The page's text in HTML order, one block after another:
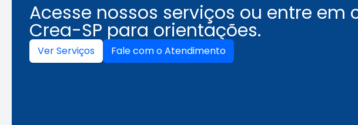
Acesse nossos serviços ou entre em
Crea-SP para orientações.
Ver Serviços Fale com o Atendimento